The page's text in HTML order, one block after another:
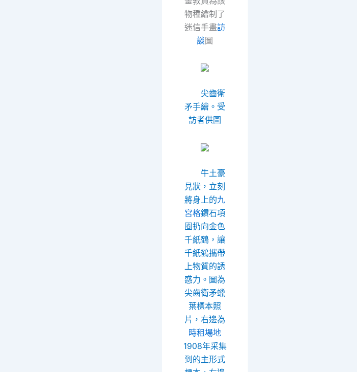
物種繪制了
迷信手畫訪
談圖
尖齒衛
矛手繪。受
訪者供圖
牛土豪
見狀，立刻
將身上的九
宮格鑽石項
圈扔向金色
千紙鶴，讓
千紙鶴攜帶
上物質的誘
惑力。圖為
尖齒衛矛蠟
葉標本照
片，右邊為
時租場地
1908年采集
到的主形式